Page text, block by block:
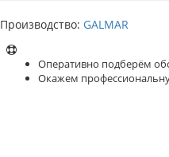
Производство: GALMAR
Оперативно подберём
Окажем